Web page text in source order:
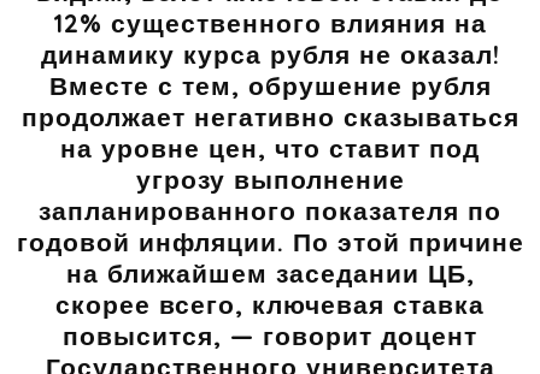
12% существенного влияния на
динамику курса рубля не оказал!
Вместе с тем, обрушение рубля
продолжает негативно сказываться
на уровне цен, что ставит под
угрозу выполнение
запланированного показателя по
годовой инфляции. По этой причине
на ближайшем заседании ЦБ,
скорее всего, ключевая ставка
повысится, — говорит доцент
Государственного университета